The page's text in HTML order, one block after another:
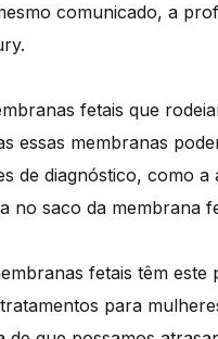
comunicado, a
fetais que
essas membranas
de diagnóstico, como
no saco da membrana
fetais têm
para